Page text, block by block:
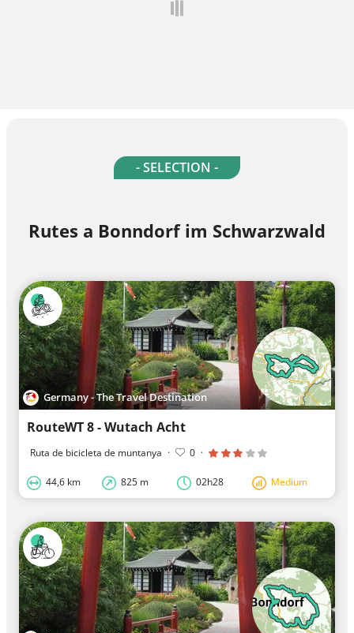
- SELECTION -
Rutes a Bonndorf im Schwarzwald
Germany - The Travel Destination
RouteWT 8 - Wutach Acht
Ruta de bicicleta de muntanya · 0 ·
44,6 km 825 m 02h28 Medium